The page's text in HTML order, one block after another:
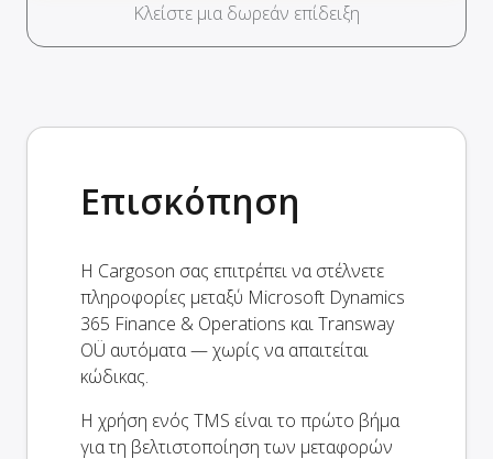
Κλείστε μια δωρεάν επίδειξη
Επισκόπηση
Η Cargoson σας επιτρέπει να στέλνετε
πληροφορίες μεταξύ Microsoft Dynamics
365 Finance & Operations και Transway
OÜ αυτόματα — χωρίς να απαιτείται
κώδικας.
Η χρήση ενός TMS είναι το πρώτο βήμα
για τη βελτιστοποίηση των μεταφορών